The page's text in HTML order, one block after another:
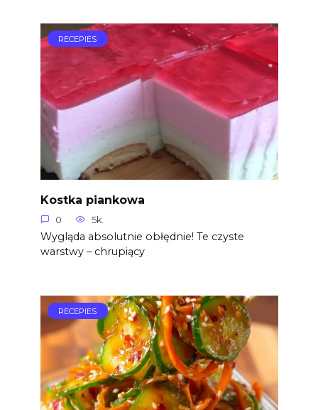
RECEPIES
Kostka piankowa
0 5k.
Wygląda absolutnie obłędnie! Te czyste
warstwy – chrupiący
RECEPIES